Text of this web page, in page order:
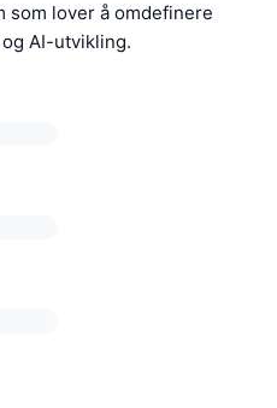
som lover å omdefinere
AI-utvikling.